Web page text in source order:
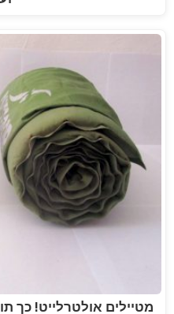
מטיילים אולטרלייט! כך